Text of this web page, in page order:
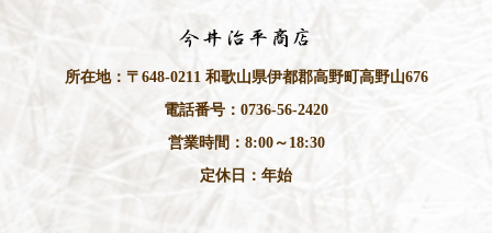
所在地：〒648-0211 和歌山県伊都郡高野町高野山676
電話番号：0736-56-2420
営業時間：8:00～18:30
定休日：年始